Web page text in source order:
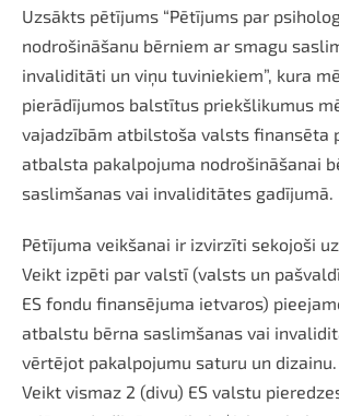
Uzsākts pētījums “Pētījums par
nodrošināšanu bērniem ar smagu
invaliditāti un viņu tuviniekiem”, kura
pierādījumos balstītus priekšlikumus
vajadzībām atbilstoša valsts finansēta
atbalsta pakalpojuma nodrošināšanai
saslimšanas vai invaliditātes gadījumā.
Pētījuma veikšanai ir izvirzīti sekojoši
Veikt izpēti par valstī (valsts un
ES fondu finansējuma ietvaros)
atbalstu bērna saslimšanas vai
vērtējot pakalpojumu saturu un dizainu.
Veikt vismaz 2 (divu) ES valstu